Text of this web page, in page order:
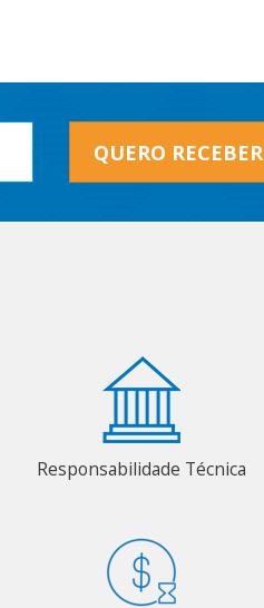
QUERO RECEBER
Responsabilidade Técnica